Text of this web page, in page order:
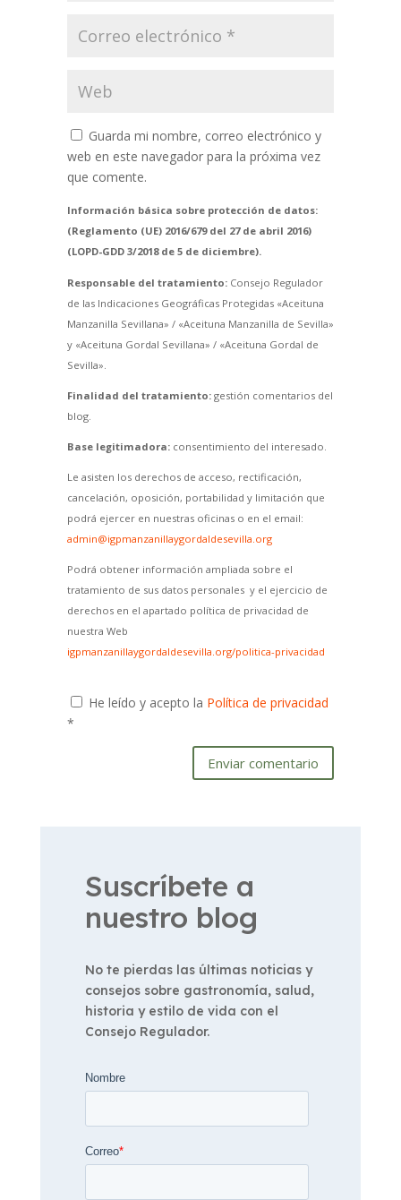
Guarda mi nombre, correo electrónico y
web en este navegador para la próxima vez
que comente.
Información básica sobre protección de datos:
(Reglamento (UE) 2016/679 del 27 de abril 2016)
(LOPD-GDD 3/2018 de 5 de diciembre).
Responsable del tratamiento:Consejo Regulador
de las Indicaciones Geográficas Protegidas «Aceituna
Manzanilla Sevillana» / «Aceituna Manzanilla de Sevilla»
y «Aceituna Gordal Sevillana» / «Aceituna Gordal de
Sevilla».
Finalidad del tratamiento:gestión comentarios del
blog.
Base legitimadora:consentimiento del interesado.
Le asisten los derechos de acceso, rectificación,
cancelación, oposición, portabilidad y limitación que
podrá ejercer en nuestras oficinas o en el email:
admin@igpmanzanillaygordaldesevilla.org
Podrá obtener información ampliada sobre el
tratamiento de sus datos personales y el ejercicio de
derechos en el apartado política de privacidad de
nuestra Web
igpmanzanillaygordaldesevilla.org/politica-privacidad
He leído y acepto la Política de privacidad
*
Enviar comentario
Suscríbete a
nuestro blog
No te pierdas las últimas noticias y
consejos sobre gastronomía, salud,
historia y estilo de vida con el
Consejo Regulador.